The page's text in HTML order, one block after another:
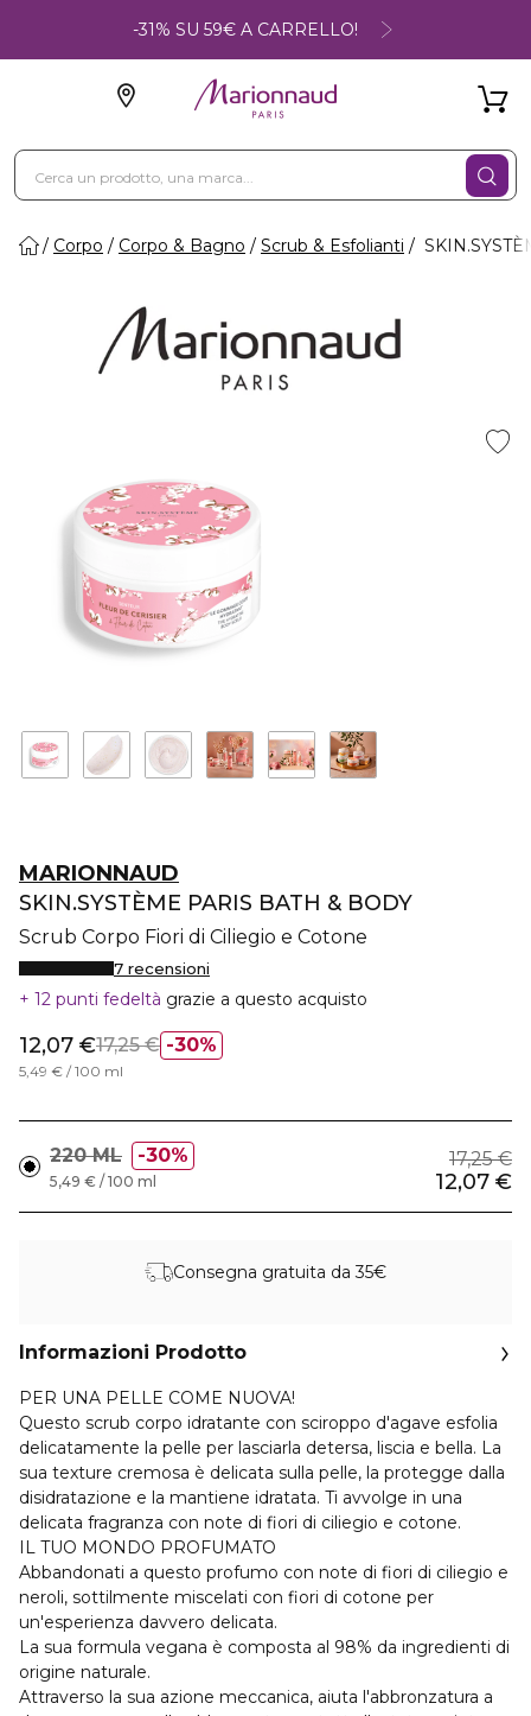
-31% SU 59€ A CARRELLO!
Corpo Corpo & Bagno Scrub & Esfolianti
MARIONNAUD
SKIN.SYSTÈME PARIS BATH & BODY
Scrub Corpo Fiori di Ciliegio e Cotone
7 recensioni
12 punti fedeltà grazie a questo acquisto
30%
12,07 €17,25 €
5,49 € / 100 ml
220 ML 30% 17,25 €
12,07 €
5,49 € / 100 ml
Consegna gratuita da 35€
Informazioni Prodotto
PER UNA PELLE COME NUOVA!
Questo scrub corpo idratante con sciroppo d'agave esfolia
delicatamente la pelle per lasciarla detersa, liscia e bella. La
sua texture cremosa è delicata sulla pelle, la protegge dalla
disidratazione e la mantiene idratata. Ti avvolge in una
delicata fragranza con note di fiori di ciliegio e cotone.
IL TUO MONDO PROFUMATO
Abbandonati a questo profumo con note di fiori di ciliegio e
neroli, sottilmente miscelati con fiori di cotone per
un'esperienza davvero delicata.
La sua formula vegana è composta al 98% da ingredienti di
origine naturale.
Attraverso la sua azione meccanica, aiuta l'abbronzatura a